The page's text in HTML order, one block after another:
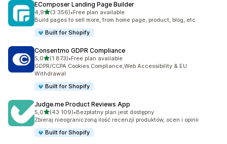
EComposer Landing Page Builder
4,9na 5 gwiazdek
(3 356)
Łączna liczba recenzji: 3356
•Free plan available
Build pages to sell more, from home page, product, blog, etc.
Built for Shopify
Consentmo GDPR Compliance
5,0na 5 gwiazdek
(1 873)
Łączna liczba recenzji: 1873
•Free plan available
GDPR/CCPA Cookies Compliance,Web Accessibility & EU
Withdrawal
Built for Shopify
Judge.me Product Reviews App
5,0na 5 gwiazdek
(43 109)
Łączna liczba recenzji: 43109
•Bezpłatny plan jest dostępny
Zbieraj nieograniczoną ilość recenzji produktów, ocen i opinii
Built for Shopify